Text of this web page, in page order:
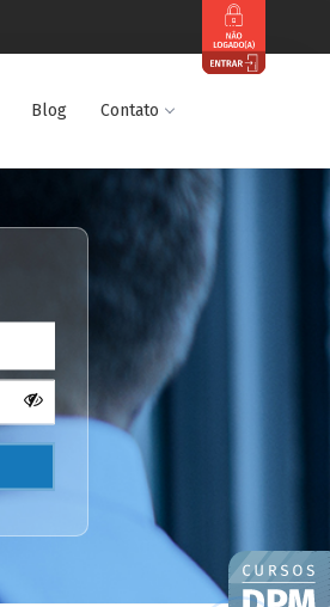
Blog Contato